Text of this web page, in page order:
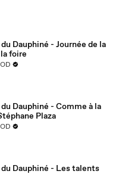
Dauphiné - Journée de la
foire
Dauphiné - Comme à la
Plaza
du Dauphiné - Les talents